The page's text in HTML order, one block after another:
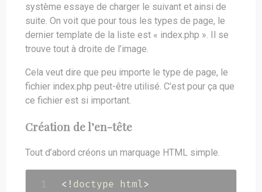
système essaye de charger le suivant et ainsi de
suite. On voit que pour tous les types de page, le
dernier template de la liste est « index.php ». Il se
trouve tout à droite de l’image.
Cela veut dire que peu importe le type de page, le
fichier index.php peut-être utilisé. C’est pour ça que
ce fichier est si important.
Création de l’en-tête
Tout d’abord créons un marquage HTML simple.
<! doctype html>